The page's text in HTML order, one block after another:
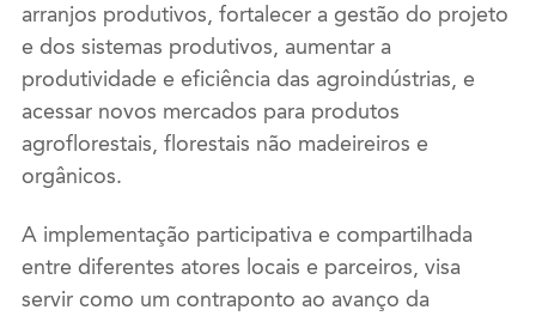
arranjos produtivos, fortalecer a gestão do projeto
e dos sistemas produtivos, aumentar a
produtividade e eficiência das agroindústrias, e
acessar novos mercados para produtos
agroflorestais, florestais não madeireiros e
orgânicos.
A implementação participativa e compartilhada
entre diferentes atores locais e parceiros, visa
servir como um contraponto ao avanço da